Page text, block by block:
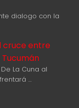
dialogo con la
cruce entre
La Cuna al
…